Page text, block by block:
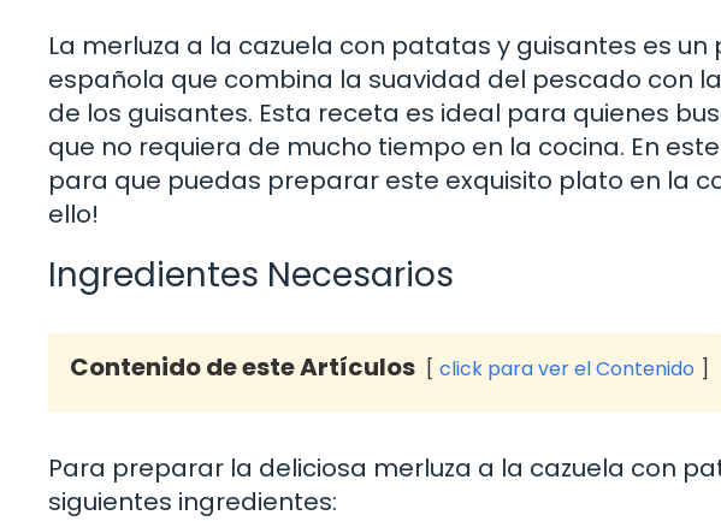
La merluza a la cazuela con patatas y guisantes es
española que combina la suavidad del pescado con
de los guisantes. Esta receta es ideal para quienes
que no requiera de mucho tiempo en la cocina. En
para que puedas preparar este exquisito plato en la
ello!
Ingredientes Necesarios
Contenido de este Artículos click para ver el Contenido
Para preparar la deliciosa merluza a la cazuela con
siguientes ingredientes: